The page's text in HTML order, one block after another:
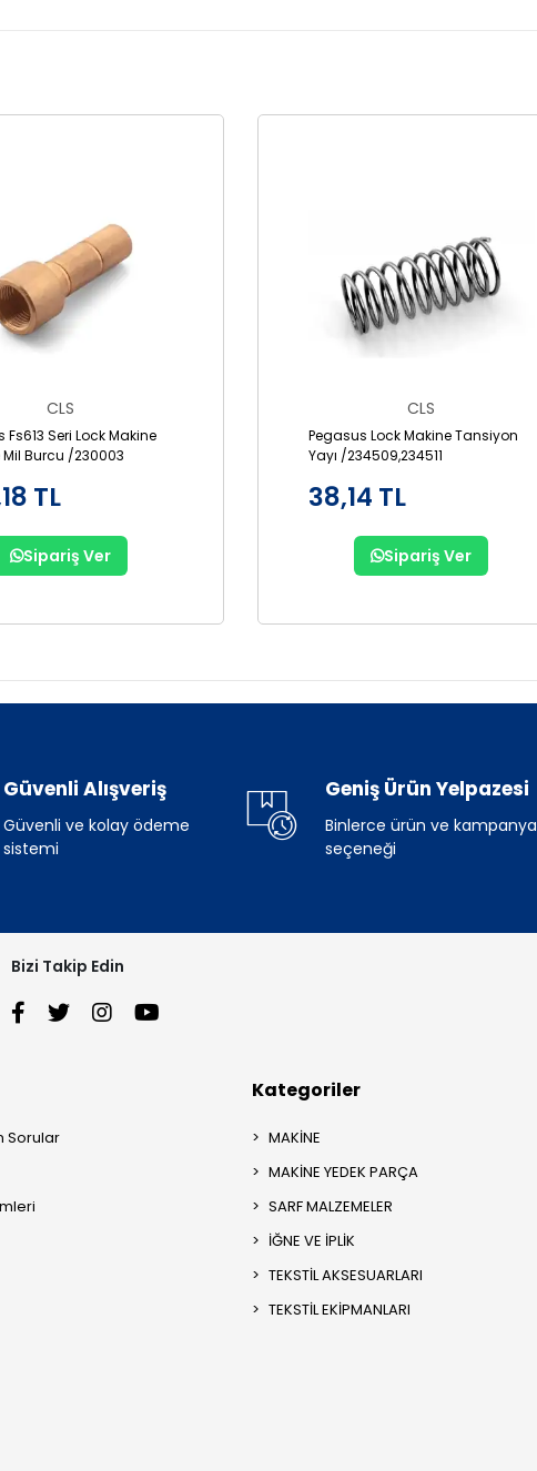
CLS
Fs613 Seri Lock Makine
Mil Burcu /230003
TL
Sipariş Ver
CLS
Pegasus Lock Makine Tansiyon
Yayı /234509,234511
38,14 TL
Sipariş Ver
Güvenli Alışveriş
Güvenli ve kolay ödeme
sistemi
Geniş Ürün Yelpazesi
Binlerce ürün ve kampanya
seçeneği
Bizi Takip Edin
Sorular
Kategoriler
MAKİNE
MAKİNE YEDEK PARÇA
SARF MALZEMELER
İĞNE VE İPLİK
TEKSTİL AKSESUARLARI
TEKSTİL EKİPMANLARI